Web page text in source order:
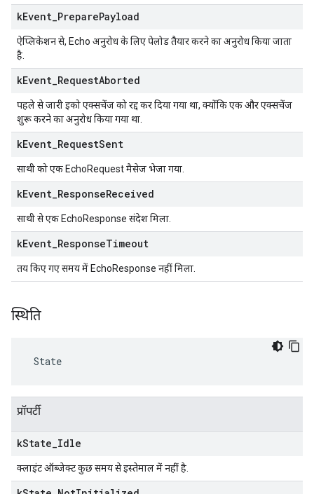
kEvent PreparePayload
ऐप्लिकेशन से, Echo अनुरोध के लिए पेलोड तैयार करने का अनुरोध किया जाता
है.
kEvent RequestAborted
पहले से जारी इको एक्सचेंज को रद्द कर दिया गया था, क्योंकि एक और एक्सचेंज
शुरू करने का अनुरोध किया गया था.
kEvent RequestSent
साथी को एक EchoRequest मैसेज भेजा गया.
kEvent ResponseReceived
साथी से एक EchoResponse संदेश मिला.
kEvent ResponseTimeout
तय किए गए समय में EchoResponse नहीं मिला.
स्थिति
State
प्रॉपर्टी
kState Idle
क्लाइंट ऑब्जेक्ट कुछ समय से इस्तेमाल में नहीं है.